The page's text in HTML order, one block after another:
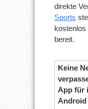
direkte
Sports
kostenlos
bereit.
Keine
App für
Android